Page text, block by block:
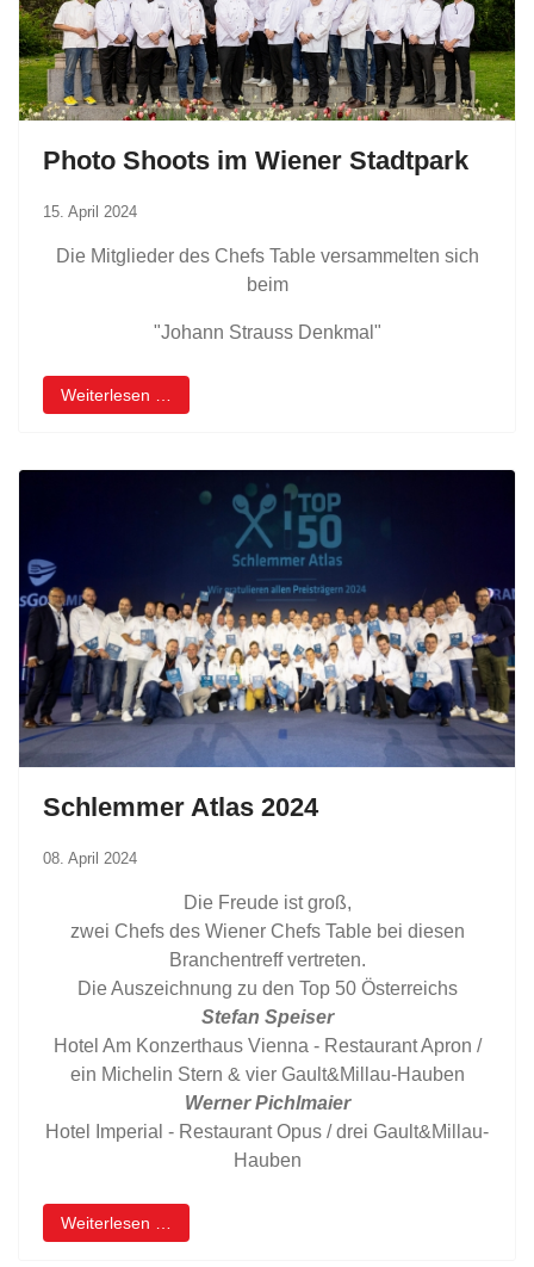
Photo Shoots im Wiener Stadtpark
15. April 2024
Die Mitglieder des Chefs Table versammelten sich
beim
"Johann Strauss Denkmal"
Weiterlesen …
Schlemmer Atlas 2024
08. April 2024
Die Freude ist groß,
zwei Chefs des Wiener Chefs Table bei diesen
Branchentreff vertreten.
Die Auszeichnung zu den Top 50 Österreichs
Stefan Speiser
Hotel Am Konzerthaus Vienna - Restaurant Apron /
ein Michelin Stern & vier Gault&Millau-Hauben
Werner Pichlmaier
Hotel Imperial - Restaurant Opus / drei Gault&Millau-
Hauben
Weiterlesen …